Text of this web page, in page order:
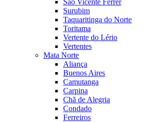
São Vicente Férrer
Surubim
Taquaritinga do Norte
Toritama
Vertente do Lério
Vertentes
Mata Norte
Aliança
Buenos Aires
Camutanga
Carpina
Chã de Alegria
Condado
Ferreiros